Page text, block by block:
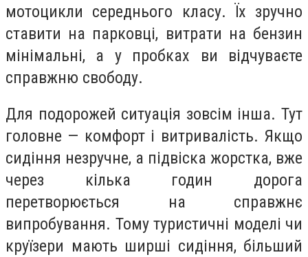
мотоцикли середнього класу. Їх зручно
ставити на парковці, витрати на бензин
мінімальні, а у пробках ви відчуваєте
справжню свободу.
Для подорожей ситуація зовсім інша. Тут
головне — комфорт і витривалість. Якщо
сидіння незручне, а підвіска жорстка, вже
через кілька годин дорога
перетворюється на справжнє
випробування. Тому туристичні моделі чи
круїзери мають ширші сидіння, більший